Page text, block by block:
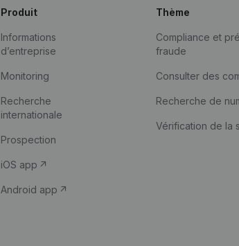
Produit
Informations
d’entreprise
Monitoring
Recherche
internationale
Prospection
iOS app
Android app
Thème
Compliance et
fraude
Consulter des
Recherche de
Vérification de la